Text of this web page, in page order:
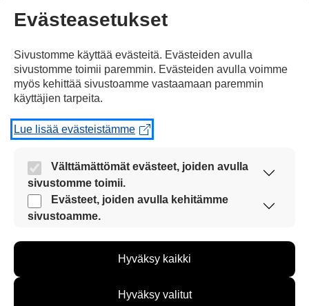
Jaa Facebookissa
Kommentoi
Voit kirjoittaa mielipiteesi
uutisesta
kommenttilaatikkoon.
nimesi tai keksiä nimimerkki.
Nimi tai nimimerkki:First
Evästeasetukset
Sivustomme käyttää evästeitä. Evästeiden avulla
sivustomme toimii paremmin. Evästeiden avulla voimme
myös kehittää sivustoamme vastaamaan paremmin
käyttäjien tarpeita.
Lue lisää evästeistämme
Välttämättömät evästeet, joiden avulla
sivustomme toimii.
Nämä evästeet ovat aina käytössä, jotta
sivustoamme voi käyttää sujuvasti ja turvallisesti.
Evästeet, joiden avulla kehitämme
sivustoamme.
kehittää sivustoamme vastaamaan paremmin
kävijämääristä ja siitä, mitä sivuja käytetään ja
Hyväksy kaikki
Hyväksy valitut